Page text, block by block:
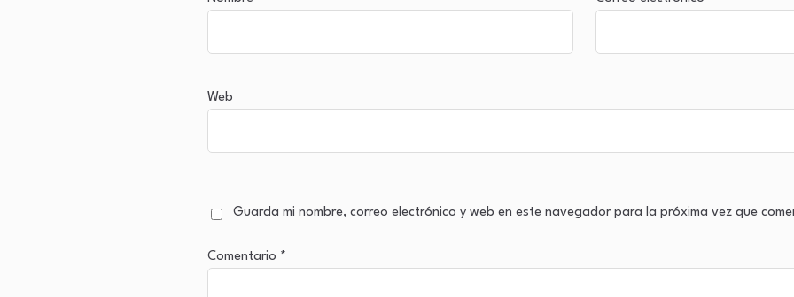
Web
Guarda mi nombre, correo electrónico y web en este navegador para la próxima vez que
Comentario *